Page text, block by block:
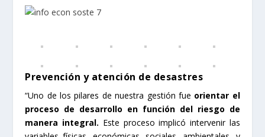
Prevención y atención de desastres
“Uno de los pilares de nuestra gestión fue orientar el
proceso de desarrollo en función del riesgo de
manera integral. Este proceso implicó intervenir las